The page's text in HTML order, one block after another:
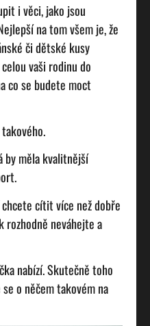
i věci, jako jsou
na tom všem je, že
či dětské kusy
vaši rodinu do
co se budete moct
by měla kvalitnější
cítit více než dobře
rozhodně neváhejte a
nabízí. Skutečně toho
o něčem takovém na